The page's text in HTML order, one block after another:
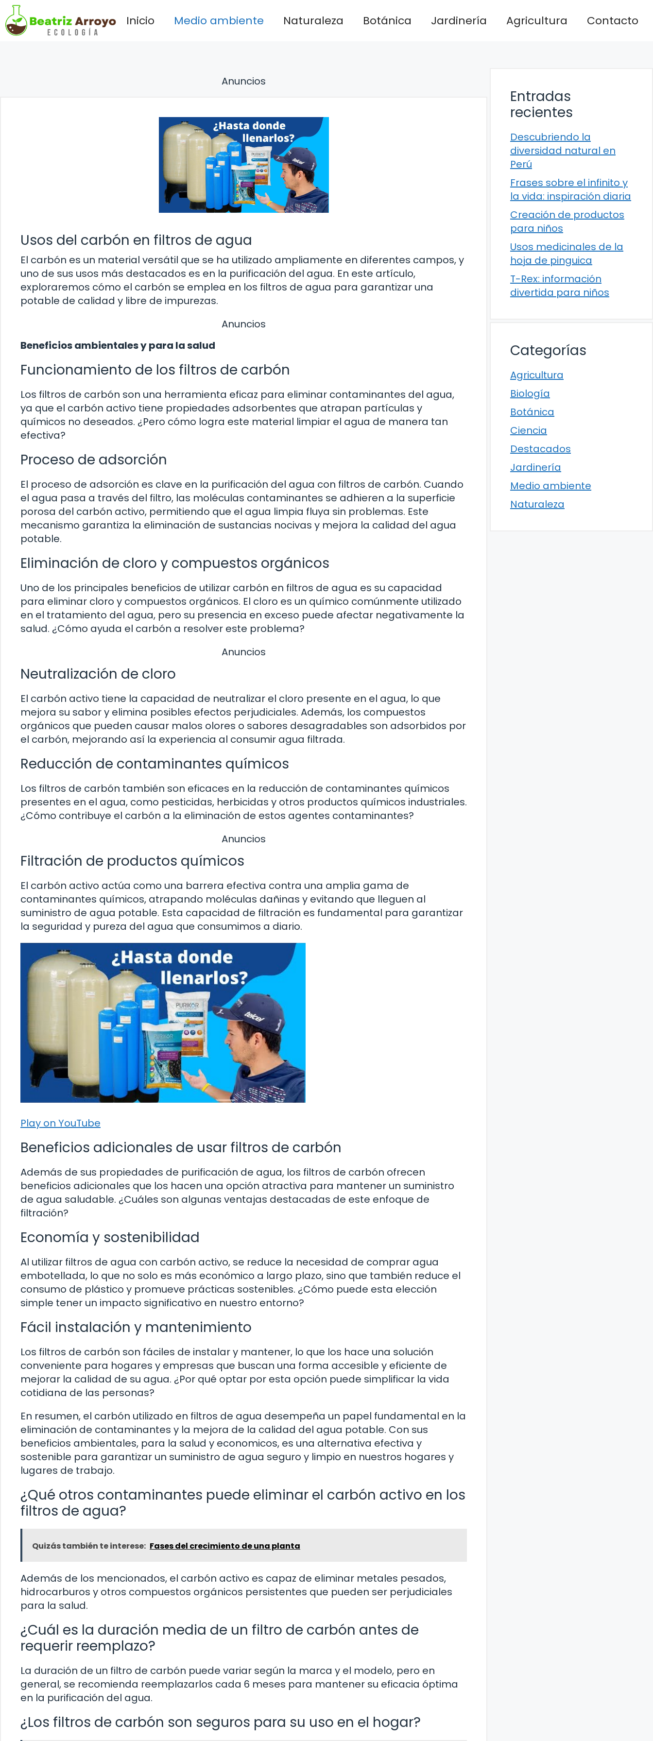
Saltar
al
contenido
Inicio Medio ambiente Naturaleza Botánica Jardinería Agricultura Contacto
Anuncios
Usos del carbón en filtros de agua
El carbón es un material versátil que se ha utilizado ampliamente en diferentes campos, y
uno de sus usos más destacados es en la purificación del agua. En este artículo,
exploraremos cómo el carbón se emplea en los filtros de agua para garantizar una
potable de calidad y libre de impurezas.
Anuncios
Beneficios ambientales y para la salud
Funcionamiento de los filtros de carbón
Los filtros de carbón son una herramienta eficaz para eliminar contaminantes del agua,
ya que el carbón activo tiene propiedades adsorbentes que atrapan partículas y
químicos no deseados. ¿Pero cómo logra este material limpiar el agua de manera tan
efectiva?
Proceso de adsorción
El proceso de adsorción es clave en la purificación del agua con filtros de carbón. Cuando
el agua pasa a través del filtro, las moléculas contaminantes se adhieren a la superficie
porosa del carbón activo, permitiendo que el agua limpia fluya sin problemas. Este
mecanismo garantiza la eliminación de sustancias nocivas y mejora la calidad del agua
potable.
Eliminación de cloro y compuestos orgánicos
Uno de los principales beneficios de utilizar carbón en filtros de agua es su capacidad
para eliminar cloro y compuestos orgánicos. El cloro es un químico comúnmente utilizado
en el tratamiento del agua, pero su presencia en exceso puede afectar negativamente la
salud. ¿Cómo ayuda el carbón a resolver este problema?
Anuncios
Neutralización de cloro
El carbón activo tiene la capacidad de neutralizar el cloro presente en el agua, lo que
mejora su sabor y elimina posibles efectos perjudiciales. Además, los compuestos
orgánicos que pueden causar malos olores o sabores desagradables son adsorbidos por
el carbón, mejorando así la experiencia al consumir agua filtrada.
Reducción de contaminantes químicos
Los filtros de carbón también son eficaces en la reducción de contaminantes químicos
presentes en el agua, como pesticidas, herbicidas y otros productos químicos industriales.
¿Cómo contribuye el carbón a la eliminación de estos agentes contaminantes?
Anuncios
Filtración de productos químicos
El carbón activo actúa como una barrera efectiva contra una amplia gama de
contaminantes químicos, atrapando moléculas dañinas y evitando que lleguen al
suministro de agua potable. Esta capacidad de filtración es fundamental para garantizar
la seguridad y pureza del agua que consumimos a diario.
Play on YouTube
Beneficios adicionales de usar filtros de carbón
Además de sus propiedades de purificación de agua, los filtros de carbón ofrecen
beneficios adicionales que los hacen una opción atractiva para mantener un suministro
de agua saludable. ¿Cuáles son algunas ventajas destacadas de este enfoque de
filtración?
Economía y sostenibilidad
Al utilizar filtros de agua con carbón activo, se reduce la necesidad de comprar agua
embotellada, lo que no solo es más económico a largo plazo, sino que también reduce el
consumo de plástico y promueve prácticas sostenibles. ¿Cómo puede esta elección
simple tener un impacto significativo en nuestro entorno?
Fácil instalación y mantenimiento
Los filtros de carbón son fáciles de instalar y mantener, lo que los hace una solución
conveniente para hogares y empresas que buscan una forma accesible y eficiente de
mejorar la calidad de su agua. ¿Por qué optar por esta opción puede simplificar la vida
cotidiana de las personas?
En resumen, el carbón utilizado en filtros de agua desempeña un papel fundamental en la
eliminación de contaminantes y la mejora de la calidad del agua potable. Con sus
beneficios ambientales, para la salud y economicos, es una alternativa efectiva y
sostenible para garantizar un suministro de agua seguro y limpio en nuestros hogares y
lugares de trabajo.
¿Qué otros contaminantes puede eliminar el carbón activo en los
filtros de agua?
Quizás también te interese: Fases del crecimiento de una planta
Además de los mencionados, el carbón activo es capaz de eliminar metales pesados,
hidrocarburos y otros compuestos orgánicos persistentes que pueden ser perjudiciales
para la salud.
¿Cuál es la duración media de un filtro de carbón antes de
requerir reemplazo?
La duración de un filtro de carbón puede variar según la marca y el modelo, pero en
general, se recomienda reemplazarlos cada 6 meses para mantener su eficacia óptima
en la purificación del agua.
¿Los filtros de carbón son seguros para su uso en el hogar?
Entradas
recientes
Descubriendo la
diversidad natural en
Perú
Frases sobre el infinito y
la vida: inspiración diaria
Creación de productos
para niños
Usos medicinales de la
hoja de pinguica
T-Rex: información
divertida para niños
Categorías
Agricultura
Biología
Botánica
Ciencia
Destacados
Jardinería
Medio ambiente
Naturaleza